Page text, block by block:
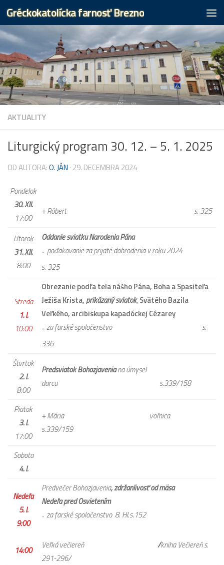
Preskočiť na obsah
Gréckokatolícka farnosť Brezno
AKTUALITY
Liturgický program 30. 12. – 5. 1. 2025
OD AUTORA:O. JÁN · 29. DECEMBRA 2024
Pondelok
30. XII.
17:00
+ Róbert s. 325
Utorok
31. XII.
8:00
Oddanie sviatku Narodenia Pána
* poďakovanie za prijaté dobrodenia v roku 2024
s. 325
Streda
1. I.
10:00
Obrezanie podľa tela nášho Pána, Boha a Spasiteľa
Ježiša Krista, prikázaný sviatok, Svätého Bazila
Veľkého, arcibiskupa kapadóckej Cézarey
*za farské spoločenstvo
s.
336
Štvrtok
2. I.
8:00
Predsviatok Bohozjaveniana úmysel
darcu s.339/158
Piatok
3. I.
17:00
+ Mária voľnica
s.339/159
Sobota
4. I.
Nedeľa
5. I.
9:00
14:00
Predvečer Bohozjavenia, zdržanlivosť od mäsa
Nedeľa pred Osvietením
*za farské spoločenstvo 8. Hl.s.152
Veľká večiereň /kniha Večiereň s.
291-296/